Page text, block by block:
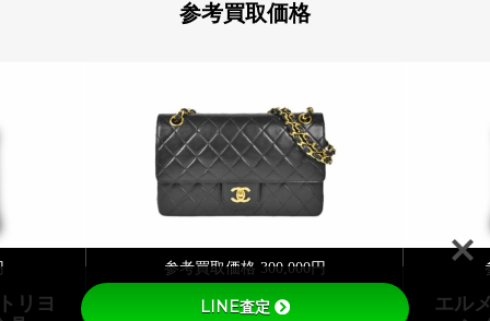
参考買取価格
リヨ
参考買取価格 300,000円
シャネル ラムスキン ダイ
エル
LINE査定